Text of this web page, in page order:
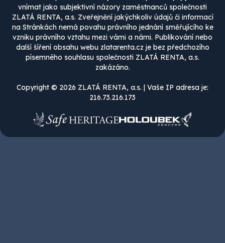
vnímat jako subjektivní názory zaměstnanců společnosti
ZLATÁ RENTA, a.s. Zveřejnění jakýchkoliv údajů či informací
na Stránkách nemá povahu právního jednání směřujícího ke
vzniku právního vztahu mezi vámi a námi. Publikování nebo
další šíření obsahu webu zlatarenta.cz je bez předchozího
písemného souhlasu společnosti ZLATÁ RENTA, a.s.
zakázáno.
Copyright © 2026 ZLATÁ RENTA, a.s. | Vaše IP adresa je:
216.73.216.173